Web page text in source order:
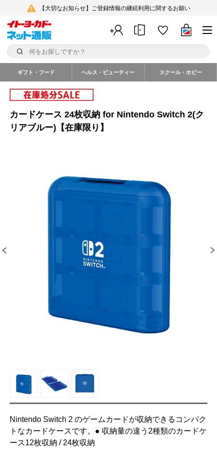
【大切なお知らせ】ご登録情報の継続利用に関するお願い
ギフト・フード ヘルス・ビューティー スクール・ホビー
カードケース 24枚収納 for Nintendo Switch 2(ク
リアブルー)【在庫限り】
Nintendo Switch 2 のゲームカードが収納できるコンパク
トなカードケースです。● 収納量の違う2種類のカードケ
ース12枚収納 / 24枚収納